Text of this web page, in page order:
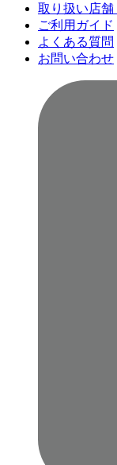
取り扱い店舗
ご利用ガイド
よくある質問
お問い合わせ